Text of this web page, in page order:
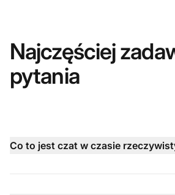
Najczęściej
pytania
Co to jest czat w czasie